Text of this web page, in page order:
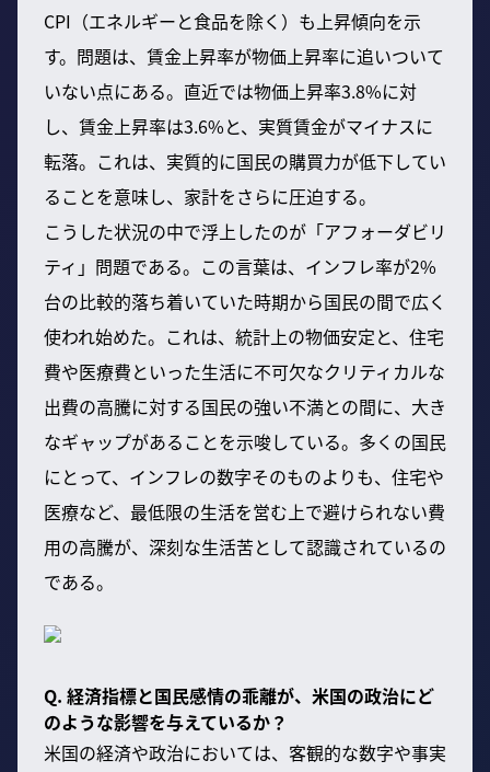
CPI（エネルギーと食品を除く）も上昇傾向を示
す。問題は、賃金上昇率が物価上昇率に追いついて
いない点にある。直近では物価上昇率3.8%に対
し、賃金上昇率は3.6%と、実質賃金がマイナスに
転落。これは、実質的に国民の購買力が低下してい
ることを意味し、家計をさらに圧迫する。
こうした状況の中で浮上したのが「アフォーダビリ
ティ」問題である。この言葉は、インフレ率が2%
台の比較的落ち着いていた時期から国民の間で広く
使われ始めた。これは、統計上の物価安定と、住宅
費や医療費といった生活に不可欠なクリティカルな
出費の高騰に対する国民の強い不満との間に、大き
なギャップがあることを示唆している。多くの国民
にとって、インフレの数字そのものよりも、住宅や
医療など、最低限の生活を営む上で避けられない費
用の高騰が、深刻な生活苦として認識されているの
である。
Q. 経済指標と国民感情の乖離が、米国の政治にど
のような影響を与えているか？
米国の経済や政治においては、客観的な数字や事実